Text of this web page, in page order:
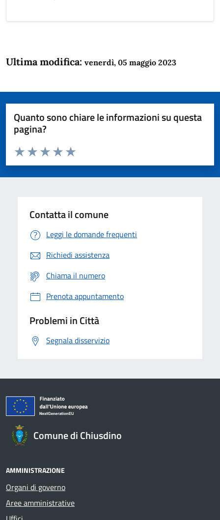
Ultima modifica: venerdì, 05 maggio 2023
Quanto sono chiare le informazioni su questa
pagina?
Domanda
Valuta da 1 a 5 stelle la pagina
Valuta 5 stelle su 5
Valuta 4 stelle su 5
Valuta 3 stelle su 5
Valuta 2 stelle su 5
Valuta 1 stelle su 5
Contatta il comune
Leggi le domande frequenti
Richiedi assistenza
Chiama il numero
Prenota appuntamento
Problemi in Città
Segnala disservizio
Comune di Chiusdino
AMMINISTRAZIONE
Organi di governo
Aree amministrative